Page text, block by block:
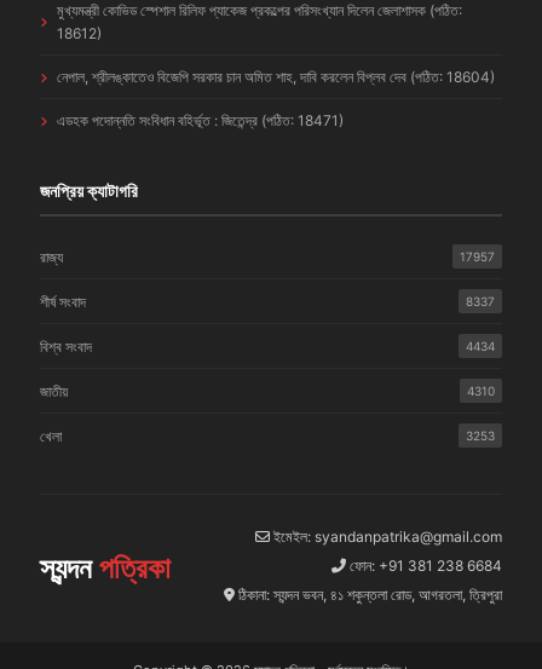
মুখ্যমন্ত্রী কোভিড স্পেশাল রিলিফ প্যাকেজ প্রকল্পের পরিসংখ্যান দিলেন জেলাশাসক (পঠিত:
18612)
নেপাল, শ্রীলঙ্কাতেও বিজেপি সরকার চান অমিত শাহ, দাবি করলেন বিপ্লব দেব (পঠিত: 18604)
এডহক পদোন্নতি সংবিধান বহির্ভূত : জিতেন্দ্র (পঠিত: 18471)
জনপ্রিয় ক্যাটাগরি
রাজ্য 17957
শীর্ষ সংবাদ 8337
বিশ্ব সংবাদ 4434
জাতীয় 4310
খেলা 3253
স্যন্দনপত্রিকা
ইমেইল: syandanpatrika@gmail.com
ফোন: +91 381 238 6684
ঠিকানা: স্যন্দন ভবন, ৪১ শকুন্তলা রোড, আগরতলা, ত্রিপুরা